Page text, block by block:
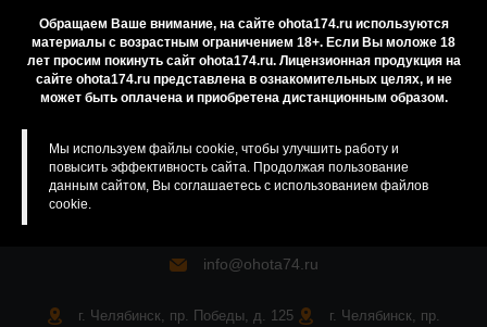
Обращаем Ваше внимание, на сайте ohota174.ru используются
материалы с возрастным ограничением 18+. Если Вы моложе 18
лет просим покинуть сайт ohota174.ru. Лицензионная продукция на
сайте ohota174.ru представлена в ознакомительных целях, и не
может быть оплачена и приобретена дистанционным образом.
Мы используем файлы cookie, чтобы улучшить работу и
повысить эффективность сайта. Продолжая пользование
данным сайтом, Вы соглашаетесь с использованием файлов
cookie.
Приобретение лицензионных товаров
Бренды
Карта сайта
info@ohota74.ru
г. Челябинск, пр. Победы, д. 125
г. Челябинск, пр.